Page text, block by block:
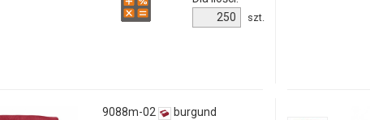
produktu
szt.
9088m-02 burgund